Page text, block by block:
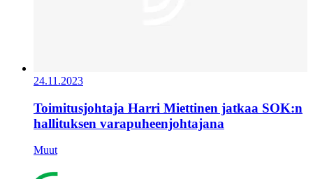
24.11.2023
Toimitusjohtaja Harri Miettinen jatkaa SOK:n
hallituksen varapuheenjohtajana
Muut